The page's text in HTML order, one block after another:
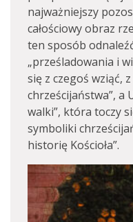
najważniejszy
całościowy obraz
ten sposób
„prześladowania i
się z czegoś wziąć,
chrześcijaństwa”, a
walki”, która toczy
symboliki
historię Kościoła”.